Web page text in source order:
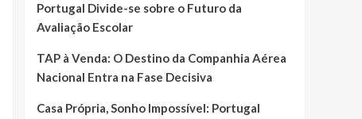
Portugal Divide-se sobre o Futuro da
Avaliação Escolar
TAP à Venda: O Destino da Companhia Aérea
Nacional Entra na Fase Decisiva
Casa Própria, Sonho Impossível: Portugal